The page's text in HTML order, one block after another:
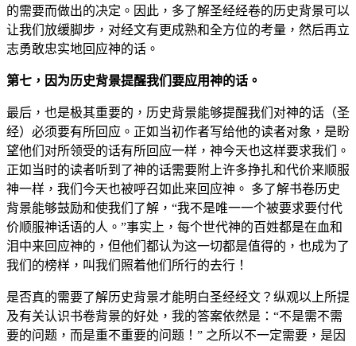
的需要而做出的决定。因此，多了解圣经经卷的历史背景可以
让我们放缓脚步，对经文有更成熟和全方位的考量，然后再立
志勇敢忠实地回应神的话。
第七，因为历史背景提醒我们要应用神的话。
最后，也是极其重要的，历史背景能够提醒我们对神的话（圣
经）必须要有所回应。正如当初作者写给他的读者对象，是盼
望他们对所领受的话有所回应一样，神今天也这样要求我们。
正如当时的读者听到了神的话需要附上许多挣扎和代价来顺服
神一样，我们今天也被呼召如此来回应神。 多了解书卷历史
背景能够鼓励和使我们了解，“我不是唯一一个被要求要付代
价顺服神话语的人。”事实上，每个世代神的百姓都是在血和
泪中来回应神的，但他们都认为这一切都是值得的，也成为了
我们的榜样，叫我们照着他们所行的去行！
是否真的需要了解历史背景才能明白圣经经文？纵观以上所提
及有关认识书卷背景的好处，我的答案依然是：“不是需不需
要的问题，而是重不重要的问题！” 之所以不一定需要，是因